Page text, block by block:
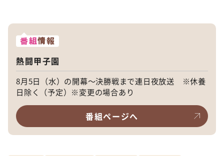
番組情報
熱闘甲子園
8月5日（水）の開幕〜決勝戦まで連日夜放送 ※休養
日除く（予定）※変更の場合あり
番組ページへ